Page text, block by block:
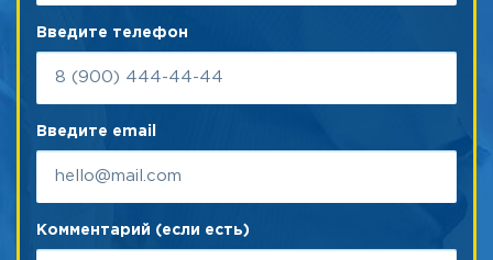
Введите телефон
Введите email
Комментарий (если есть)